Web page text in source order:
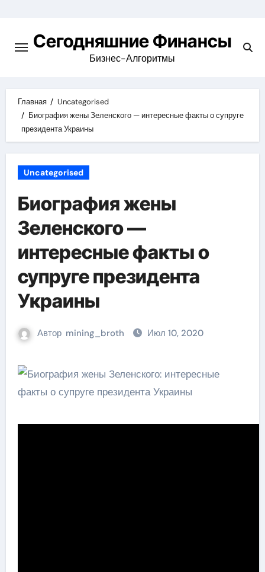
содержимомуСегодняшние Финансы
Бизнес-Алгоритмы
Главная
Uncategorised
Биография жены Зеленского — интересные факты о супруге
президента Украины
Uncategorised
Биография жены
Зеленского —
интересные факты о
супруге президента
Украины
Автор mining_broth Июл 10, 2020